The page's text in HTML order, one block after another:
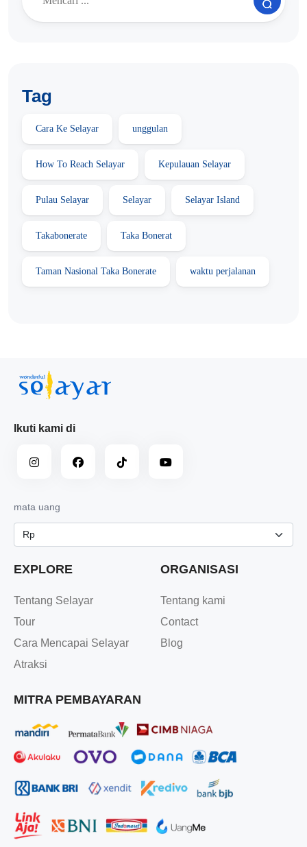
Tag
Cara Ke Selayar unggulan
How To Reach Selayar Kepulauan Selayar
Pulau Selayar Selayar Selayar Island
Takabonerate Taka Bonerat
Taman Nasional Taka Bonerate waktu perjalanan
Ikuti kami di
mata uang
EXPLORE
Tentang Selayar
Tour
Cara Mencapai Selayar
Atraksi
ORGANISASI
Tentang kami
Contact
Blog
MITRA PEMBAYARAN